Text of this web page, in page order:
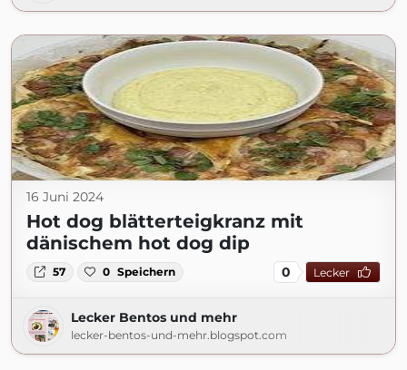
16 Juni 2024
Hot dog blätterteigkranz mit
dänischem hot dog dip
57 0 Speichern 0 Lecker
Lecker Bentos und mehr
lecker-bentos-und-mehr.blogspot.com